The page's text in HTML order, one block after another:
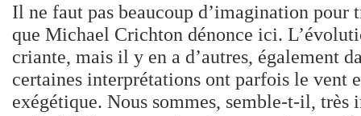
Il ne faut pas beaucoup d’imagination pour
que Michael Crichton dénonce ici.
criante, mais il y en a d’autres, également
certaines interprétations ont parfois le vent
exégétique. Nous sommes, semble-t-il,